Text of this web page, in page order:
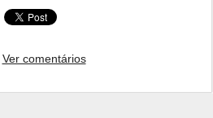
Ver comentários